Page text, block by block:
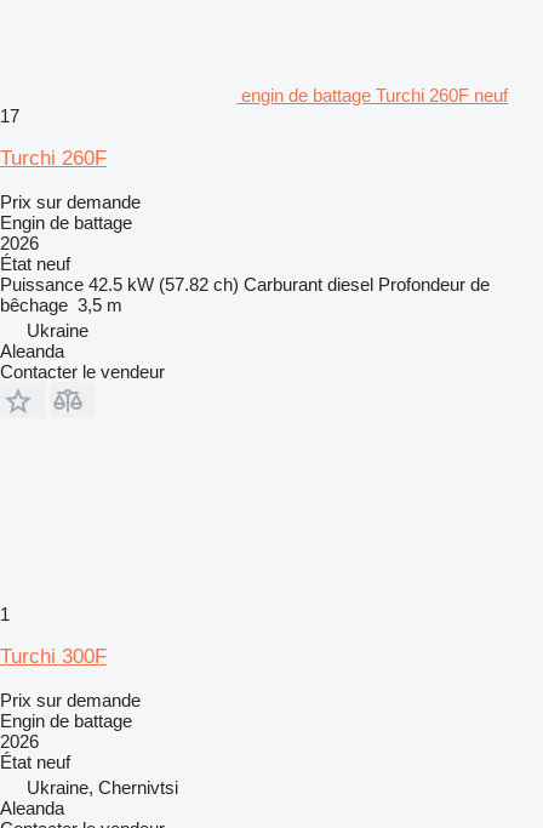
engin de battage Turchi 260F neuf
17
Turchi 260F
Prix sur demande
Engin de battage
2026
État neuf
Puissance 42.5 kW (57.82 ch) Carburant diesel Profondeur de
bêchage 3,5 m
Ukraine
Aleanda
Contacter le vendeur
1
Turchi 300F
Prix sur demande
Engin de battage
2026
État neuf
Ukraine, Chernivtsi
Aleanda